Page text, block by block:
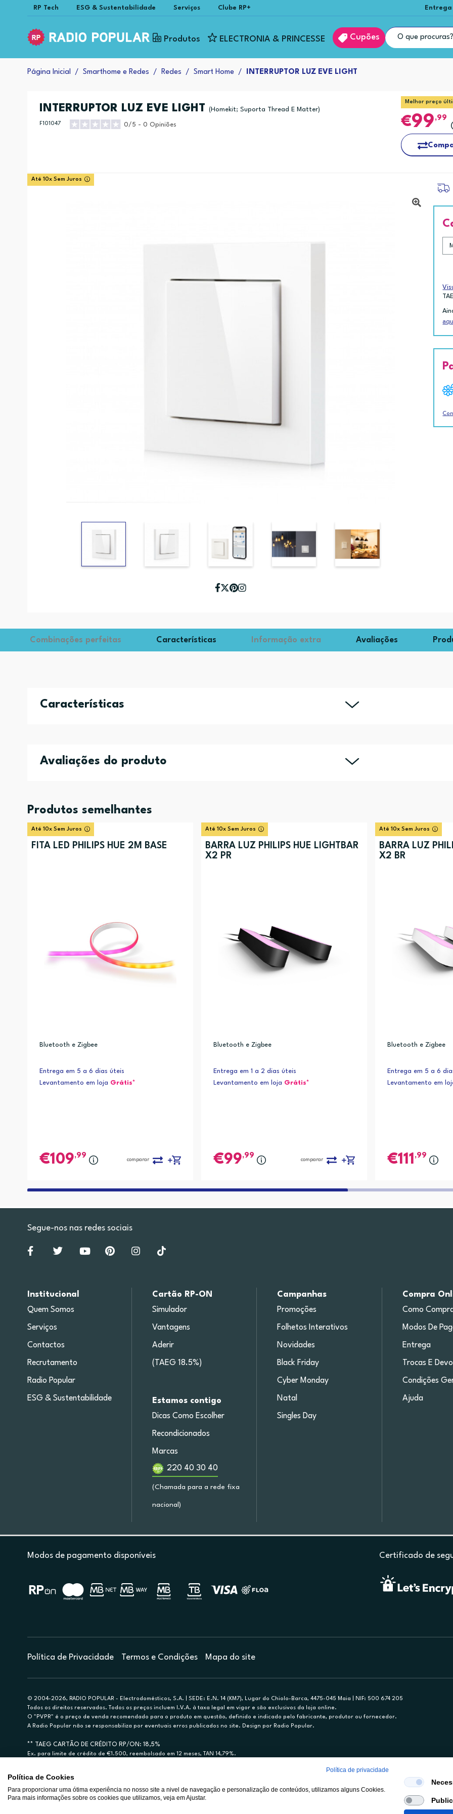
RP Tech ESG & Sustentabilidade Serviços Clube RP+
Produtos ELECTRONIA & PRINCESSE Cupões
Página Inicial Smarthome e Redes Redes Smart Home INTERRUPTOR LUZ EVE LIGHT
INTERRUPTOR LUZ EVE LIGHT (Homekit; Suporta Thread E Matter)
F101047 0/5 - 0 Opiniões
Melhor preço
99 ,99
Até 10x Sem Juros
Combinações perfeitas Características Informação extra Avaliações
Características
Avaliações do produto
Produtos semelhantes
Até 10x Sem Juros
FITA LED PHILIPS HUE 2M BASE
Bluetooth e Zigbee
Entrega em 5 a 6 dias úteis
Levantamento em loja Grátis*
109,99
comparar
Até 10x Sem Juros
BARRA LUZ PHILIPS HUE LIGHTBAR
X2 PR
Bluetooth e Zigbee
Entrega em 1 a 2 dias úteis
Levantamento em loja Grátis*
99,99
comparar
Até 10x Sem Juros
BARRA LUZ
X2 BR
Bluetooth e Zigbee
Entrega em 5 a 6
Levantamento em
111 ,99
Segue-nos nas redes sociais
Institucional
Quem Somos
Serviços
Contactos
Recrutamento
Radio Popular
ESG & Sustentabilidade
Cartão RP-ON
Simulador
Vantagens
Aderir
(TAEG 18.5%)
Estamos contigo
Dicas Como Escolher
Recondicionados
Marcas
220 40 30 40
(Chamada para a rede fixa
nacional)
Campanhas
Promoções
Folhetos Interativos
Novidades
Black Friday
Cyber Monday
Natal
Singles Day
Compra
Como
Modos De
Entrega
Trocas E
Condições
Ajuda
Modos de pagamento disponíveis Certificado de
Política de Privacidade Termos e Condições Mapa do site
© 2004-2026, RADIO POPULAR - Electrodomésticos, S.A. | SEDE: E.N. 14 (KM7), Lugar do Chiolo-Barca, 4475-045 Maia | NIF: 500 674 205
Todos os direitos reservados. Todos os preços incluem I.V.A. à taxa legal em vigor e são exclusivos da loja online.
O "PVPR" é o preço de venda recomendado para o produto em questão, definido e indicado pelo fabricante, produtor ou fornecedor.
A Radio Popular não se responsabiliza por eventuais erros publicados no site. Design por Radio Popular.
** TAEG CARTÃO DE CRÉDITO RP/ON: 18,5%
Ex. para limite de crédito de €1.500, reembolsado em 12 meses, TAN 14,79%.
A Rádio Popular – Eletrodomésticos S.A. (Registo BdP848) atua como intermediário de crédito a título acessório e com exclusividade (registo BdP 2314.)
Política de privacidade
Política de Cookies
Para proporcionar uma ótima experiência no nosso site a nivel de navegação e personalização de conteúdos, utilizamos alguns Cookies.
Para mais informações sobre os cookies que utilizamos, veja em Ajustar.